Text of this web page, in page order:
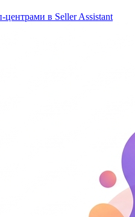
центрами в Seller Assistant